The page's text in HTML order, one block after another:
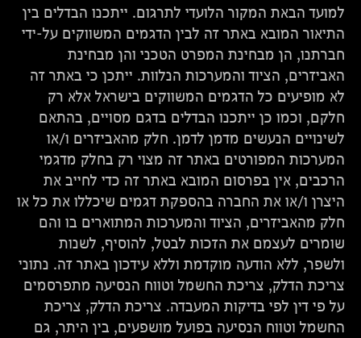
למועד הבאת המקור הלועדי לתרגום. ייתכנו הבדלים בין
התיאור המובא באתר זה לבין הדגמים המשווקים על-ידי
חברתנו, הן מבחינת המפרט הטכני והן מבחינת
האביזרים, הציוד והמערכות הנלוות. ייתכן כי באתר זה
לא מופיעים כל הדגמים המשווקים בישראל אלא רק
חלקם, וכמו כן ייתכנו הבדלים בדגם מסויים, בהתאם
לשינויים הנעשים מדמן לדמן. חלק מהאביזרים ו/או
המערכות המפורטים באתר זה מצוי רק בחלק מדגמי
הרכבים, אין בפרסום המובא באתר זה כדי לחייב את
היצרן ו/או את החברה בהספקת דגמים שיכללו את כל או
חלק מהאביזרים, הציוד והמערכות המתוארים בו והם
שומרים לעצמם את הזכות לבטל, להוסיף, לשנות
ולשפר, ללא הודעה מוקדמת וללא עידכון באתר זה. נתוני
צריכת הדלק, צריכת החשמל וטווח הנסיעה מתפרסמים
על פי דין לפי בדיקות המעבדה. צריכת הדלק, צריכת
החשמל וטווח הנסיעה בפועל מושפעים, בין היתר, גם